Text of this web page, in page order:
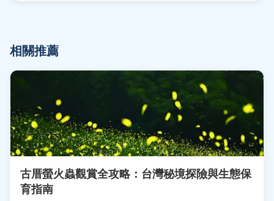
相關推薦
古厝螢火蟲觀賞全攻略：台灣秘境探險與生態保
育指南